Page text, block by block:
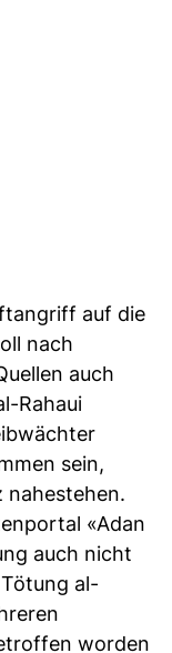
auf die
nach
auch
Rahaui
sein,
nahestehen.
«Adan
auch nicht
al-
worden